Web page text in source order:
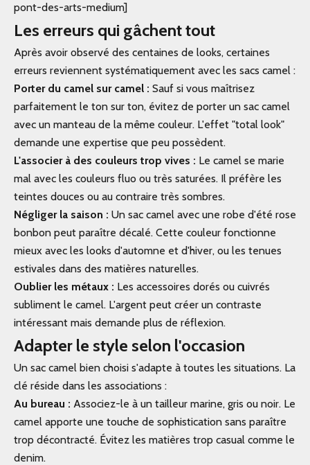
pont-des-arts-medium]
Les erreurs qui gâchent tout
Après avoir observé des centaines de looks, certaines
erreurs reviennent systématiquement avec les sacs camel :
Porter du camel sur camel : Sauf si vous maîtrisez
parfaitement le ton sur ton, évitez de porter un sac camel
avec un manteau de la même couleur. L'effet "total look"
demande une expertise que peu possèdent.
L'associer à des couleurs trop vives : Le camel se marie
mal avec les couleurs fluo ou très saturées. Il préfère les
teintes douces ou au contraire très sombres.
Négliger la saison : Un sac camel avec une robe d'été rose
bonbon peut paraître décalé. Cette couleur fonctionne
mieux avec les looks d'automne et d'hiver, ou les tenues
estivales dans des matières naturelles.
Oublier les métaux : Les accessoires dorés ou cuivrés
subliment le camel. L'argent peut créer un contraste
intéressant mais demande plus de réflexion.
Adapter le style selon l'occasion
Un sac camel bien choisi s'adapte à toutes les situations. La
clé réside dans les associations :
Au bureau : Associez-le à un tailleur marine, gris ou noir. Le
camel apporte une touche de sophistication sans paraître
trop décontracté. Évitez les matières trop casual comme le
denim.